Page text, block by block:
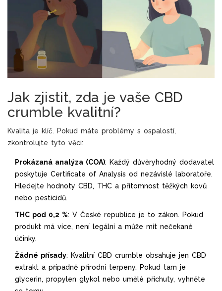
Jak zjistit, zda je vaše CBD
crumble kvalitní?
Kvalita je klíč. Pokud máte problémy s ospalostí,
zkontrolujte tyto věci:
Prokázaná analýza (COA): Každý důvěryhodný dodavatel
poskytuje Certificate of Analysis od nezávislé laboratoře.
Hledejte hodnoty CBD, THC a přítomnost těžkých kovů
nebo pesticidů.
THC pod 0,2 %: V České republice je to zákon. Pokud
produkt má více, není legální a může mít nečekané
účinky.
Žádné přísady: Kvalitní CBD crumble obsahuje jen CBD
extrakt a případně přírodní terpeny. Pokud tam je
glycerin, propylen glykol nebo umělé příchuty, vyhněte